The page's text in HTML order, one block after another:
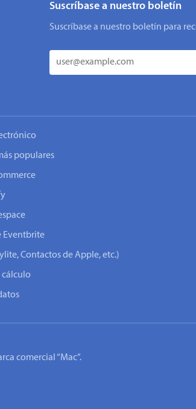
Suscríbase a nuestro boletín
Suscríbase a nuestro boletín para
populares
Eventbrite
Contactos de Apple, etc.)
cálculo
comercial “Mac”.